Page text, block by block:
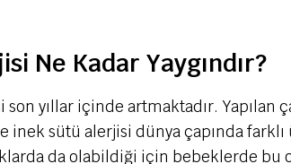
Ne Kadar Yaygındır?
yıllar içinde artmaktadır. Yapılan
inek sütü alerjisi dünya çapında
da olabildiği için bebeklerde